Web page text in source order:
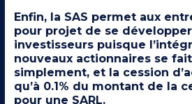
Enfin, la SAS permet aux
pour projet de se
investisseurs puisque
nouveaux actionnaires se
simplement, et la cession
qu’à 0.1% du montant de la
pour une SARL.